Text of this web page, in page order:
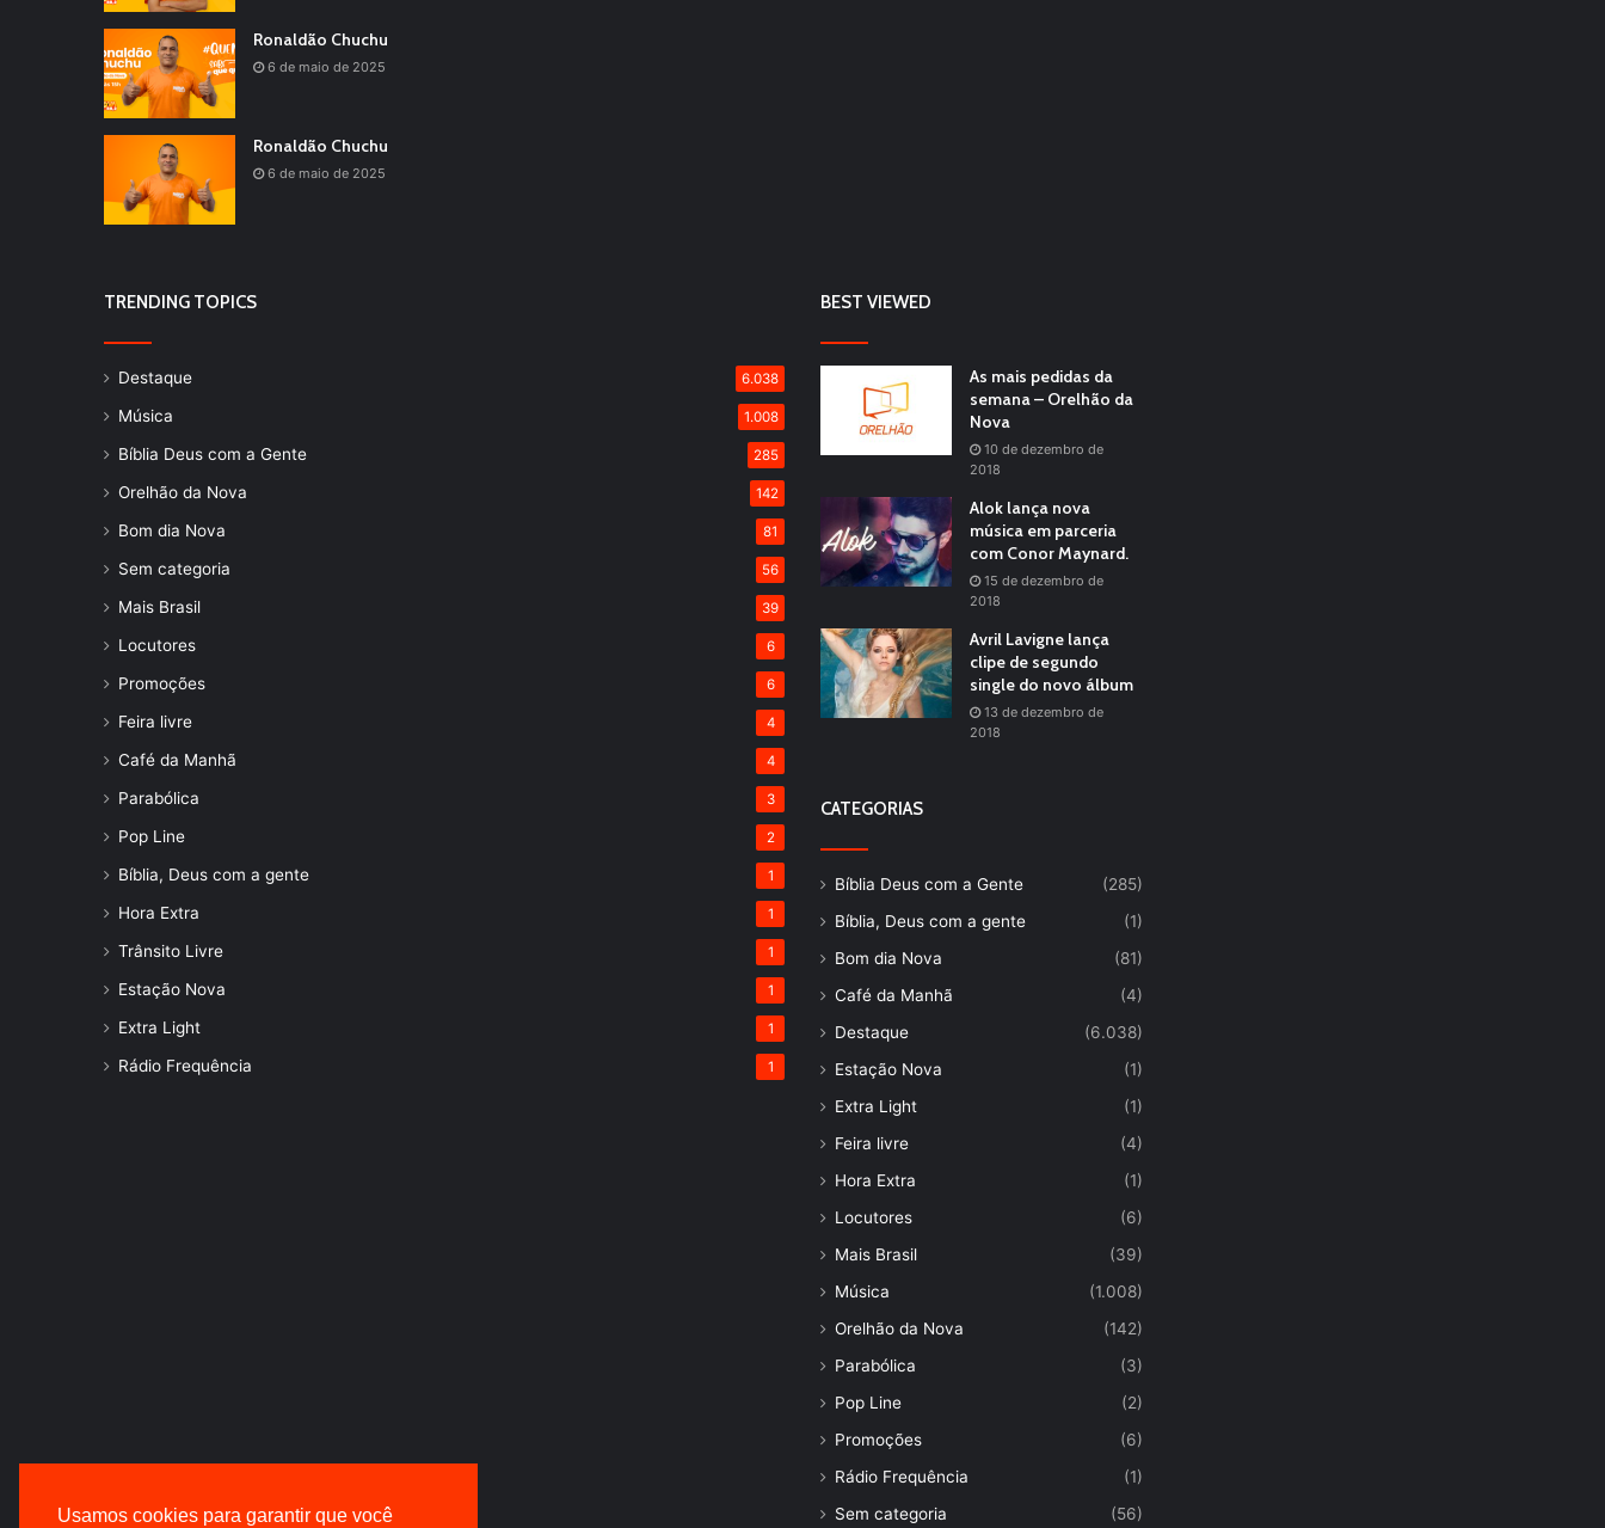
Usamos cookies para garantir que você
Ronaldão Chuchu
6 de maio de 2025
Ronaldão Chuchu
6 de maio de 2025
TRENDING TOPICS
Destaque 6.038
Música 1.008
Bíblia Deus com a Gente 285
Orelhão da Nova 142
Bom dia Nova 81
Sem categoria 56
Mais Brasil 39
Locutores 6
Promoções 6
Feira livre 4
Café da Manhã 4
Parabólica 3
Pop Line 2
Bíblia, Deus com a gente 1
Hora Extra 1
Trânsito Livre 1
Estação Nova 1
Extra Light 1
Rádio Frequência 1
BEST VIEWED
As mais pedidas da
semana – Orelhão da
Nova
10 de dezembro de
2018
Alok lança nova
música em parceria
com Conor Maynard.
15 de dezembro de
2018
Avril Lavigne lança
clipe de segundo
single do novo álbum
13 de dezembro de
2018
CATEGORIAS
Bíblia Deus com a Gente
(285)
Bíblia, Deus com a gente
(1)
Bom dia Nova
(81)
Café da Manhã
(4)
Destaque
(6.038)
Estação Nova
(1)
Extra Light
(1)
Feira livre
(4)
Hora Extra
(1)
Locutores
(6)
Mais Brasil
(39)
Música
(1.008)
Orelhão da Nova
(142)
Parabólica
(3)
Pop Line
(2)
Promoções
(6)
Rádio Frequência
(1)
Sem categoria
(56)